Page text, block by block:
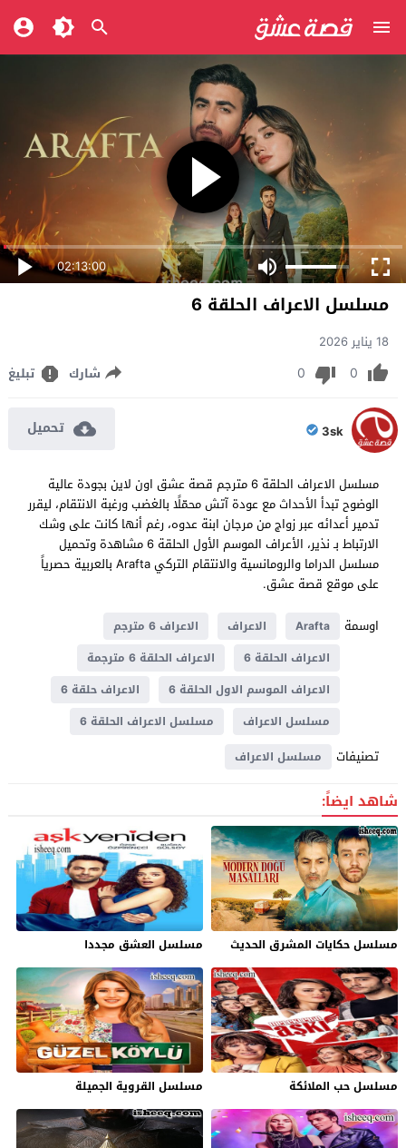
02:13:00
مسلسل الاعراف الحلقة 6
18 يناير 2026
0
0 شارك تبليغ
3sk تحميل
مسلسل الاعراف الحلقة 6 مترجم قصة عشق اون لاين بجودة عالية
الوضوح تبدأ الأحداث مع عودة آتش محمّلًا بالغضب ورغبة الانتقام، ليقرر
تدمير أعدائه عبر زواج من مرجان ابنة عدوه، رغم أنها كانت على وشك
الارتباط بـ نذير، الأعراف الموسم الأول الحلقة 6 مشاهدة وتحميل
مسلسل الدراما والرومانسية والانتقام التركي Arafta بالعربية حصرياً
على موقع قصة عشق.
اوسمة
Arafta الاعراف
الاعراف 6 مترجم
الاعراف الحلقة 6
الاعراف الحلقة 6 مترجمة
الاعراف الموسم الاول الحلقة 6
الاعراف حلقة 6
مسلسل الاعراف
مسلسل الاعراف الحلقة 6
تصنيفات مسلسل الاعراف
شاهد ايضاً:
مسلسل حكايات المشرق الحديث مسلسل العشق مجددا
مسلسل حب الملائكة مسلسل القروية الجميلة